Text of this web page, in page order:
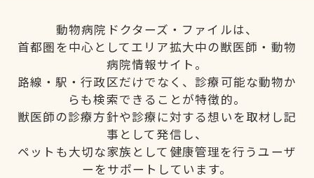
動物病院ドクターズ・ファイルは、
首都圏を中心としてエリア拡大中の獣医師・動物
病院情報サイト。
路線・駅・行政区だけでなく、診療可能な動物か
らも検索できることが特徴的。
獣医師の診療方針や診療に対する想いを取材し記
事として発信し、
ペットも大切な家族として健康管理を行うユーザ
ーをサポートしています。